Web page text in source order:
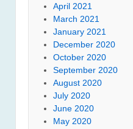
April 2021
March 2021
January 2021
December 2020
October 2020
September 2020
August 2020
July 2020
June 2020
May 2020